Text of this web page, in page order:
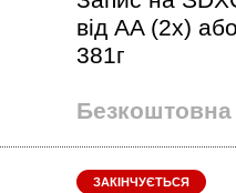
від AA (2x)
381г
Безкоштовна
ЗАКІНЧУЄТЬСЯ